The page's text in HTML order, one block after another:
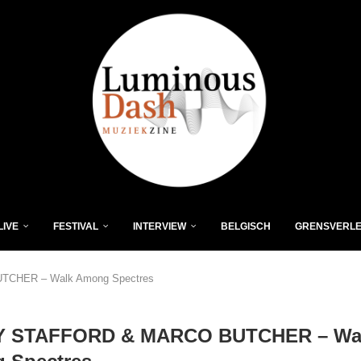
FESTIVAL INTERVIEW BELGISCH
– Walk Among Spectres
STAFFORD & MARCO BUTCHER –